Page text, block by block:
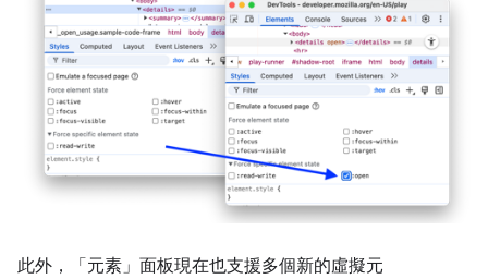
此外，「元素」 面板現在也支援多個新的虛擬元